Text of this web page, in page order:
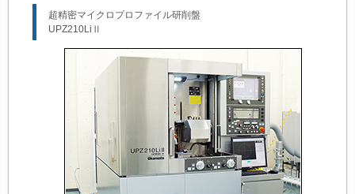
超精密マイクロプロファイル研削盤
UPZ210LiⅡ